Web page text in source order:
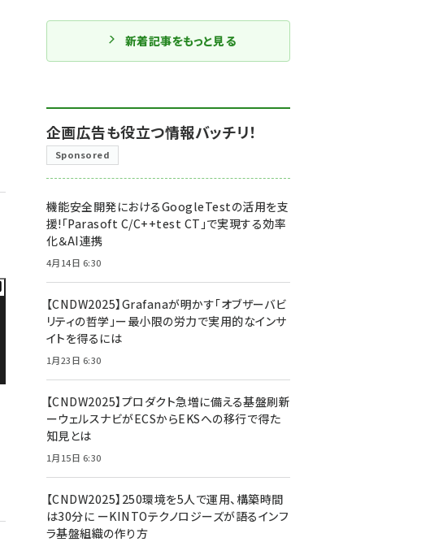
新着記事をもっと見る
企画広告も役立つ情報バッチリ！
Sponsored
機能安全開発におけるGoogleTestの活用を支
援!「Parasoft C/C++test CT」で実現する効率
化＆AI連携
4月14日 6:30
【CNDW2025】Grafanaが明かす「オブザーバビ
リティの哲学」ー最小限の労力で実用的なインサ
イトを得るには
1月23日 6:30
【CNDW2025】プロダクト急増に備える基盤刷新
ーウェルスナビがECSからEKSへの移行で得た
知見とは
1月15日 6:30
【CNDW2025】250環境を5人で運用、構築時間
は30分に ーKINTOテクノロジーズが語るインフ
ラ基盤組織の作り方